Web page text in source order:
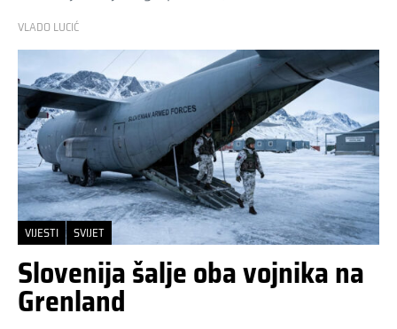
VLADO LUCIĆ
VIJESTI SVIJET
Slovenija šalje oba vojnika na
Grenland